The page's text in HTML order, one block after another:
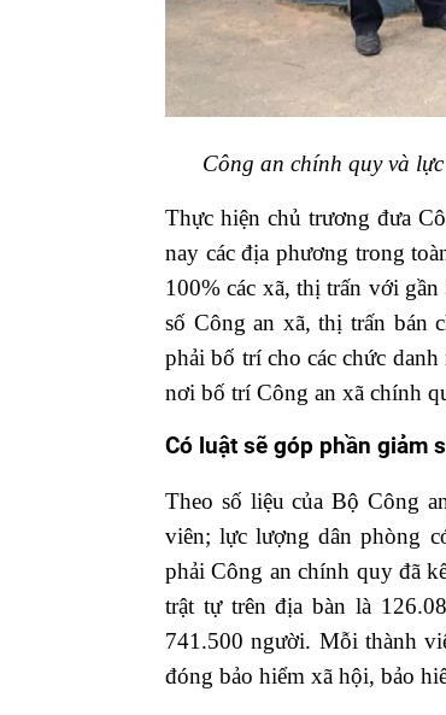
Công an chính quy và
Thực hiện chủ trương đưa
nay các địa phương trong
100% các xã, thị trấn với
số Công an xã, thị trấn bán
phải bố trí cho các chức
nơi bố trí Công an xã chính
Có luật sẽ góp phần giảm
Theo số liệu của Bộ Công
viên; lực lượng dân phòng
phải Công an chính quy đã
trật tự trên địa bàn là
741.500 người. Mỗi thành
đóng bảo hiểm xã hội, bảo